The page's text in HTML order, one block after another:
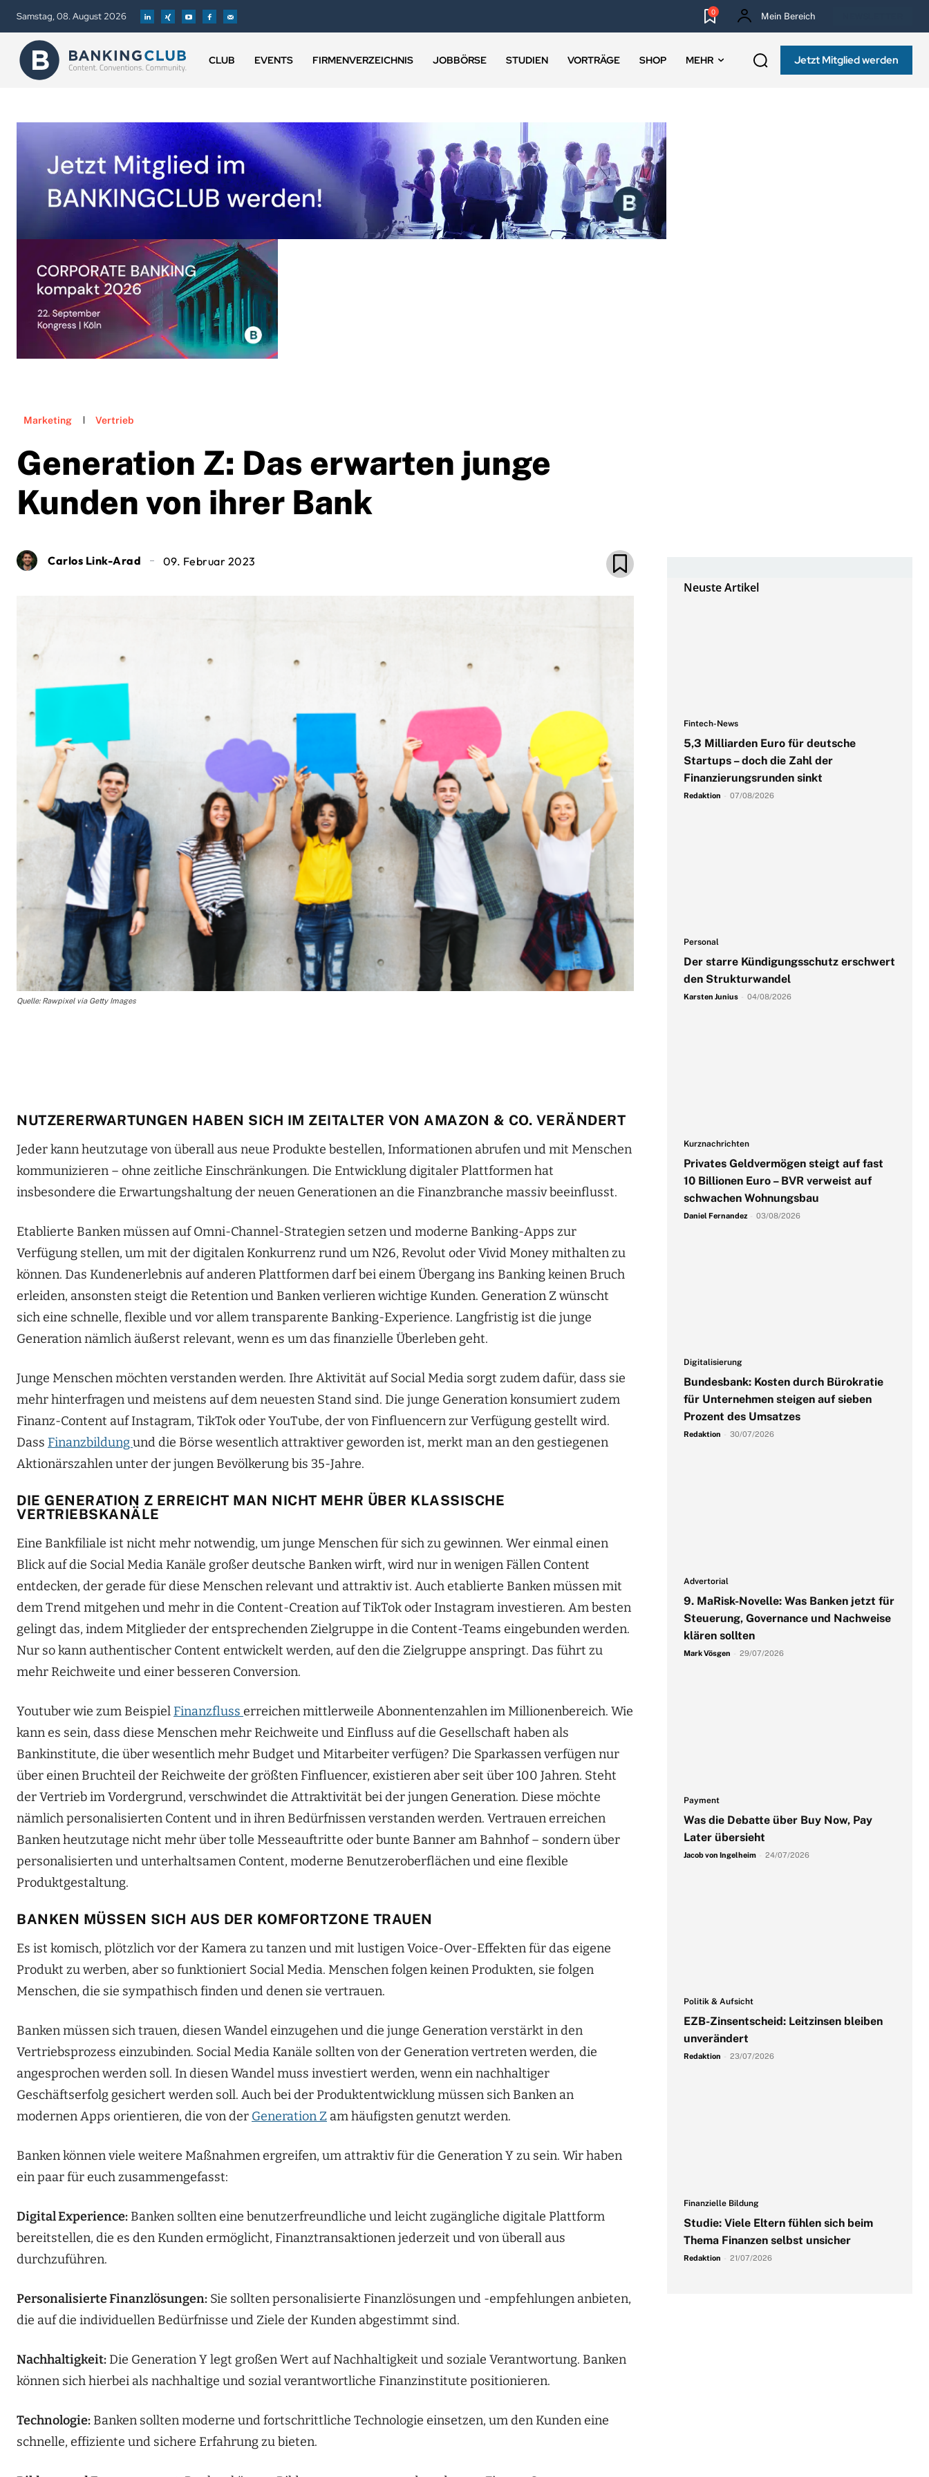
Samstag, 08. August 2026 0 Mein Bereich
CLUB EVENTS FIRMENVERZEICHNIS JOBBÖRSE STUDIEN VORTRÄGE SHOP MEHR Jetzt Mitglied werden
Marketing Vertrieb
Generation Z: Das erwarten junge
Kunden von ihrer Bank
Carlos Link-Arad 09. Februar 2023
Quelle: Rawpixel via Getty Images
NUTZERERWARTUNGEN HABEN SICH IM ZEITALTER VON AMAZON & CO. VERÄNDERT
Jeder kann heutzutage von überall aus neue Produkte bestellen, Informationen abrufen und mit Menschen
kommunizieren – ohne zeitliche Einschränkungen. Die Entwicklung digitaler Plattformen hat
insbesondere die Erwartungshaltung der neuen Generationen an die Finanzbranche massiv beeinflusst.
Etablierte Banken müssen auf Omni-Channel-Strategien setzen und moderne Banking-Apps zur
Verfügung stellen, um mit der digitalen Konkurrenz rund um N26, Revolut oder Vivid Money mithalten zu
können. Das Kundenerlebnis auf anderen Plattformen darf bei einem Übergang ins Banking keinen Bruch
erleiden, ansonsten steigt die Retention und Banken verlieren wichtige Kunden. Generation Z wünscht
sich eine schnelle, flexible und vor allem transparente Banking-Experience. Langfristig ist die junge
Generation nämlich äußerst relevant, wenn es um das finanzielle Überleben geht.
Junge Menschen möchten verstanden werden. Ihre Aktivität auf Social Media sorgt zudem dafür, dass sie
mehr hinterfragen und meistens auf dem neuesten Stand sind. Die junge Generation konsumiert zudem
Finanz-Content auf Instagram, TikTok oder YouTube, der von Finfluencern zur Verfügung gestellt wird.
Dass Finanzbildungund die Börse wesentlich attraktiver geworden ist, merkt man an den gestiegenen
Aktionärszahlen unter der jungen Bevölkerung bis 35-Jahre.
DIE GENERATION Z ERREICHT MAN NICHT MEHR ÜBER KLASSISCHE
VERTRIEBSKANÄLE
Eine Bankfiliale ist nicht mehr notwendig, um junge Menschen für sich zu gewinnen. Wer einmal einen
Blick auf die Social Media Kanäle großer deutsche Banken wirft, wird nur in wenigen Fällen Content
entdecken, der gerade für diese Menschen relevant und attraktiv ist. Auch etablierte Banken müssen mit
dem Trend mitgehen und mehr in die Content-Creation auf TikTok oder Instagram investieren. Am besten
gelingt das, indem Mitglieder der entsprechenden Zielgruppe in die Content-Teams eingebunden werden.
Nur so kann authentischer Content entwickelt werden, auf den die Zielgruppe anspringt. Das führt zu
mehr Reichweite und einer besseren Conversion.
Youtuber wie zum Beispiel Finanzfluss erreichen mittlerweile Abonnentenzahlen im Millionenbereich. Wie
kann es sein, dass diese Menschen mehr Reichweite und Einfluss auf die Gesellschaft haben als
Bankinstitute, die über wesentlich mehr Budget und Mitarbeiter verfügen? Die Sparkassen verfügen nur
über einen Bruchteil der Reichweite der größten Finfluencer, existieren aber seit über 100 Jahren. Steht
der Vertrieb im Vordergrund, verschwindet die Attraktivität bei der jungen Generation. Diese möchte
nämlich personalisierten Content und in ihren Bedürfnissen verstanden werden. Vertrauen erreichen
Banken heutzutage nicht mehr über tolle Messeauftritte oder bunte Banner am Bahnhof – sondern über
personalisierten und unterhaltsamen Content, moderne Benutzeroberflächen und eine flexible
Produktgestaltung.
BANKEN MÜSSEN SICH AUS DER KOMFORTZONE TRAUEN
Es ist komisch, plötzlich vor der Kamera zu tanzen und mit lustigen Voice-Over-Effekten für das eigene
Produkt zu werben, aber so funktioniert Social Media. Menschen folgen keinen Produkten, sie folgen
Menschen, die sie sympathisch finden und denen sie vertrauen.
Banken müssen sich trauen, diesen Wandel einzugehen und die junge Generation verstärkt in den
Vertriebsprozess einzubinden. Social Media Kanäle sollten von der Generation vertreten werden, die
angesprochen werden soll. In diesen Wandel muss investiert werden, wenn ein nachhaltiger
Geschäftserfolg gesichert werden soll. Auch bei der Produktentwicklung müssen sich Banken an
modernen Apps orientieren, die von der Generation Z am häufigsten genutzt werden.
Banken können viele weitere Maßnahmen ergreifen, um attraktiv für die Generation Y zu sein. Wir haben
ein paar für euch zusammengefasst:
Digital Experience: Banken sollten eine benutzerfreundliche und leicht zugängliche digitale Plattform
bereitstellen, die es den Kunden ermöglicht, Finanztransaktionen jederzeit und von überall aus
durchzuführen.
Personalisierte Finanzlösungen: Sie sollten personalisierte Finanzlösungen und -empfehlungen anbieten,
die auf die individuellen Bedürfnisse und Ziele der Kunden abgestimmt sind.
Nachhaltigkeit: Die Generation Y legt großen Wert auf Nachhaltigkeit und soziale Verantwortung. Banken
können sich hierbei als nachhaltige und sozial verantwortliche Finanzinstitute positionieren.
Technologie: Banken sollten moderne und fortschrittliche Technologie einsetzen, um den Kunden eine
schnelle, effiziente und sichere Erfahrung zu bieten.
Neuste Artikel
Fintech-News
5,3 Milliarden Euro für deutsche
Startups – doch die Zahl der
Finanzierungsrunden sinkt
Redaktion 07/08/2026
Personal
Der starre Kündigungsschutz erschwert
den Strukturwandel
Karsten Junius 04/08/2026
Kurznachrichten
Privates Geldvermögen steigt auf fast
10 Billionen Euro – BVR verweist auf
schwachen Wohnungsbau
Daniel Fernandez 03/08/2026
Digitalisierung
Bundesbank: Kosten durch Bürokratie
für Unternehmen steigen auf sieben
Prozent des Umsatzes
Redaktion 30/07/2026
Advertorial
9. MaRisk-Novelle: Was Banken jetzt für
Steuerung, Governance und Nachweise
klären sollten
Mark Vösgen 29/07/2026
Payment
Was die Debatte über Buy Now, Pay
Later übersieht
Jacob von Ingelheim 24/07/2026
Politik & Aufsicht
EZB-Zinsentscheid: Leitzinsen bleiben
unverändert
Redaktion 23/07/2026
Finanzielle Bildung
Studie: Viele Eltern fühlen sich beim
Thema Finanzen selbst unsicher
Redaktion 21/07/2026